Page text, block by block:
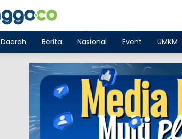
Daerah Berita Nasional Event UMKM